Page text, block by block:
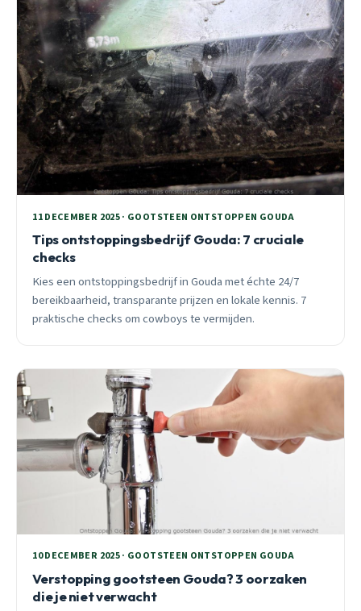
11 DECEMBER 2025 · GOOTSTEEN ONTSTOPPEN GOUDA
Tips ontstoppingsbedrijf Gouda: 7 cruciale
checks
Kies een ontstoppingsbedrijf in Gouda met échte 24/7
bereikbaarheid, transparante prijzen en lokale kennis. 7
praktische checks om cowboys te vermijden.
10 DECEMBER 2025 · GOOTSTEEN ONTSTOPPEN GOUDA
Verstopping gootsteen Gouda? 3 oorzaken
die je niet verwacht